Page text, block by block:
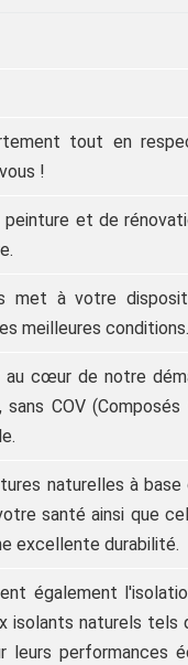
tout en
!
et de
met à votre
meilleures conditions.
cœur de notre
COV
naturelles à
santé ainsi que
excellente durabilité.
également
isolants naturels tels
leurs performances